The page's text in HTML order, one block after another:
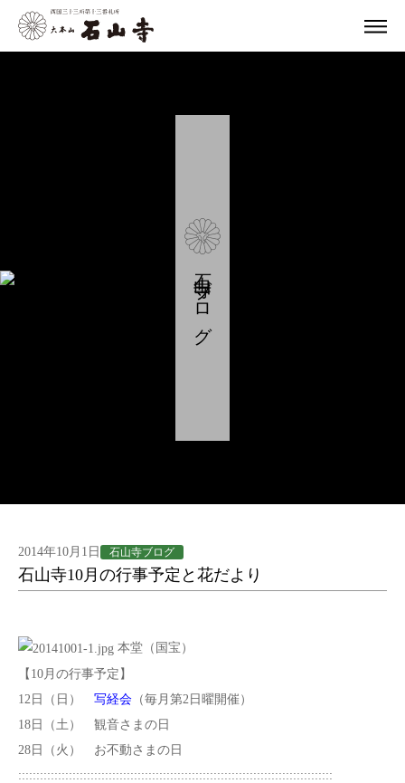
石山寺ブログ
2014年10月1日 石山寺ブログ
石山寺10月の行事予定と花だより
本堂（国宝）
【10月の行事予定】
12日（日） 写経会 （毎月第2日曜開催）
18日（土） 観音さまの日
28日（火） お不動さまの日
:::::::::::::::::::::::::::::::::::::::::::::::::::::::::::::::::::::::::::::::::::::::